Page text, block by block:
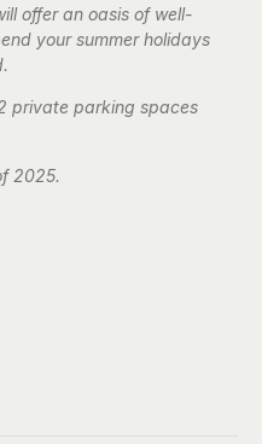
offer an oasis of well-
your summer holidays
private parking spaces
2025.